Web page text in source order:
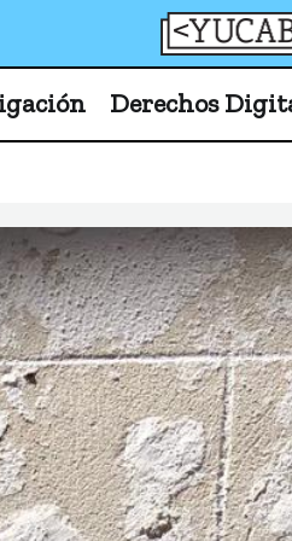
YucaByte
Derechos